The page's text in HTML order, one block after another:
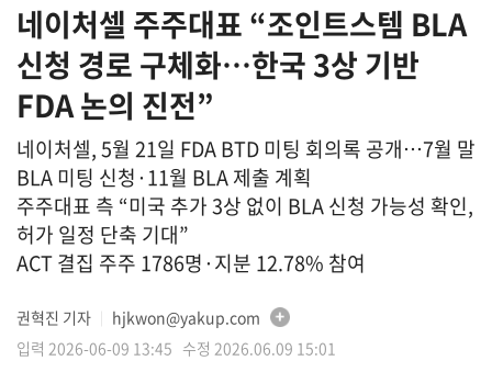
네이처셀 주주대표 “조인트스템 BLA
신청 경로 구체화…한국 3상 기반
FDA 논의 진전”
네이처셀, 5월 21일 FDA BTD 미팅 회의록 공개…7월 말
BLA 미팅 신청·11월 BLA 제출 계획
주주대표 측 “미국 추가 3상 없이 BLA 신청 가능성 확인,
허가 일정 단축 기대”
ACT 결집 주주 1786명·지분 12.78% 참여
권혁진 기자
hjkwon@yakup.com
입력 2026-06-09 13:45 수정 2026.06.09 15:01